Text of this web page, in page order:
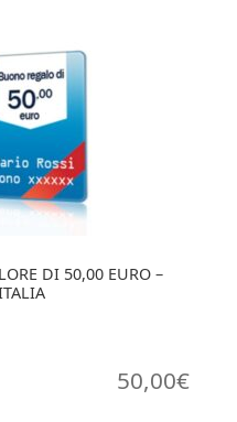
DI 50,00 EURO –
50,00€